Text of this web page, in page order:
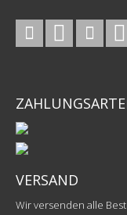
VERSAND
Wir versenden alle